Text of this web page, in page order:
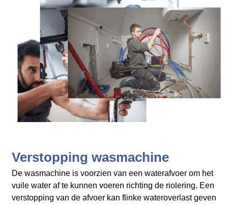
Verstopping wasmachine
De wasmachine is voorzien van een waterafvoer om het
vuile water af te kunnen voeren richting de riolering. Een
verstopping van de afvoer kan flinke wateroverlast geven